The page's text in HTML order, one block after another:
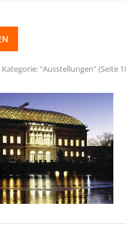
Kategorie: "Ausstellungen"(Seite